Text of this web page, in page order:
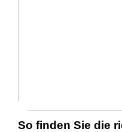
So finden Sie die